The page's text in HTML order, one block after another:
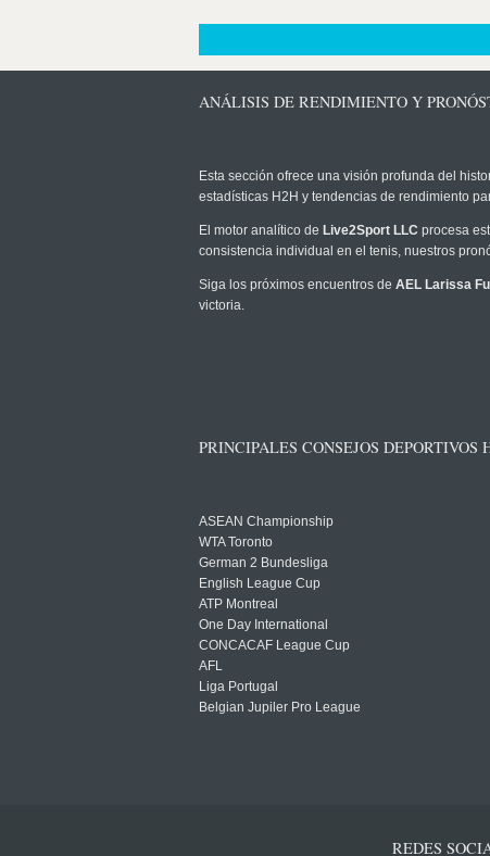
ANÁLISIS DE RENDIMIENTO Y
Esta sección ofrece una visión profunda del
estadísticas H2H y tendencias de rendimiento
El motor analítico de Live2Sport LLC procesa
consistencia individual en el tenis, nuestros
Siga los próximos encuentros de AEL Larissa
victoria.
PRINCIPALES CONSEJOS DEPORTIVOS
ASEAN Championship
WTA Toronto
German 2 Bundesliga
English League Cup
ATP Montreal
One Day International
CONCACAF League Cup
AFL
Liga Portugal
Belgian Jupiler Pro League
REDES